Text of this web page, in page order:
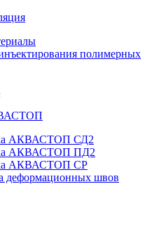
полимерных
АКВАСТОП СД2
АКВАСТОП ПД2
АКВАСТОП СР
деформационных швов